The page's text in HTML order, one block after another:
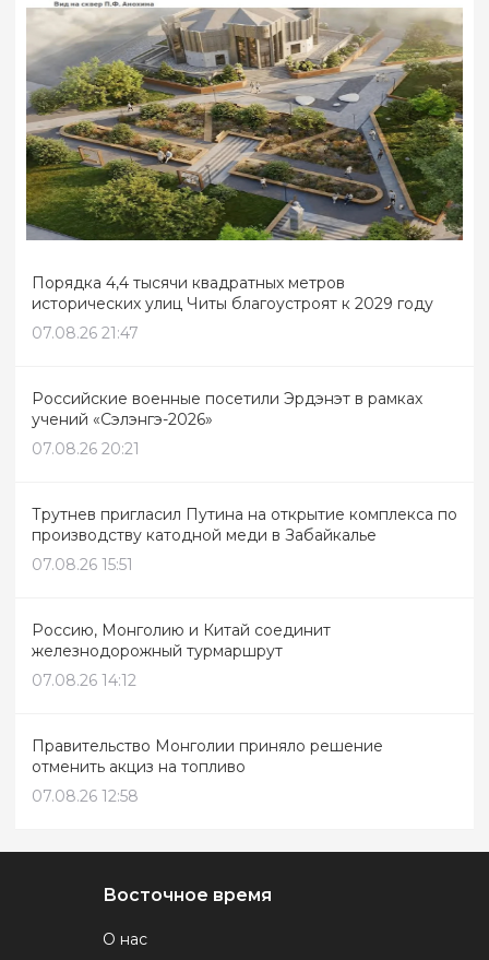
Порядка 4,4 тысячи квадратных метров
исторических улиц Читы благоустроят к 2029 году
07.08.26 21:47
Российские военные посетили Эрдэнэт в рамках
учений «Сэлэнгэ-2026»
07.08.26 20:21
Трутнев пригласил Путина на открытие комплекса по
производству катодной меди в Забайкалье
07.08.26 15:51
Россию, Монголию и Китай соединит
железнодорожный турмаршрут
07.08.26 14:12
Правительство Монголии приняло решение
отменить акциз на топливо
07.08.26 12:58
Восточное время
О нас